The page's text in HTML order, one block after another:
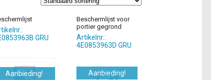
GRU
Aanbieding!
Beschermlijst voor
portier gegrond
Artikelnr.:
4E0853963D GRU
Aanbieding!